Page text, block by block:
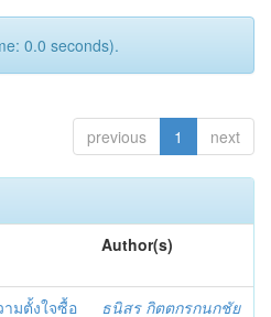
0.0 seconds).
previous 1 next
Author(s)
มตั้งใจซื้อ
ธนิสร กิตตกรกนกชัย